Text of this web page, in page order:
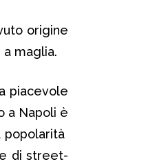
origine
maglia.
piacevole
a Napoli è
popolarità
di street-